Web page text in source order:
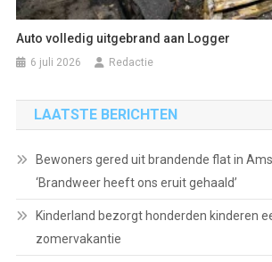
Auto volledig uitgebrand aan Logger
6 juli 2026 Redactie
LAATSTE BERICHTEN
Bewoners gered uit brandende flat in
‘Brandweer heeft ons eruit gehaald’
Kinderland bezorgt honderden kinderen
zomervakantie